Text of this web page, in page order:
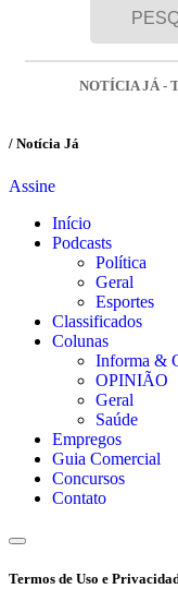
NOTÍCIA JÁ -
/ Notícia Já
Assine
Início
Podcasts
Política
Geral
Esportes
Classificados
Colunas
Informa &
OPINIÃO
Geral
Saúde
Empregos
Guia Comercial
Concursos
Contato
Termos de Uso e